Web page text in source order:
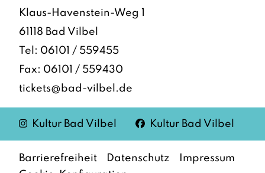
Klaus-Havenstein-Weg 1
61118 Bad Vilbel
Tel: 06101 / 559455
Fax: 06101 / 559430
tickets@bad-vilbel.de
Instagram
Kultur Bad Vilbel Facebook
Kultur Bad Vilbel
Barrierefreiheit Datenschutz
Impressum